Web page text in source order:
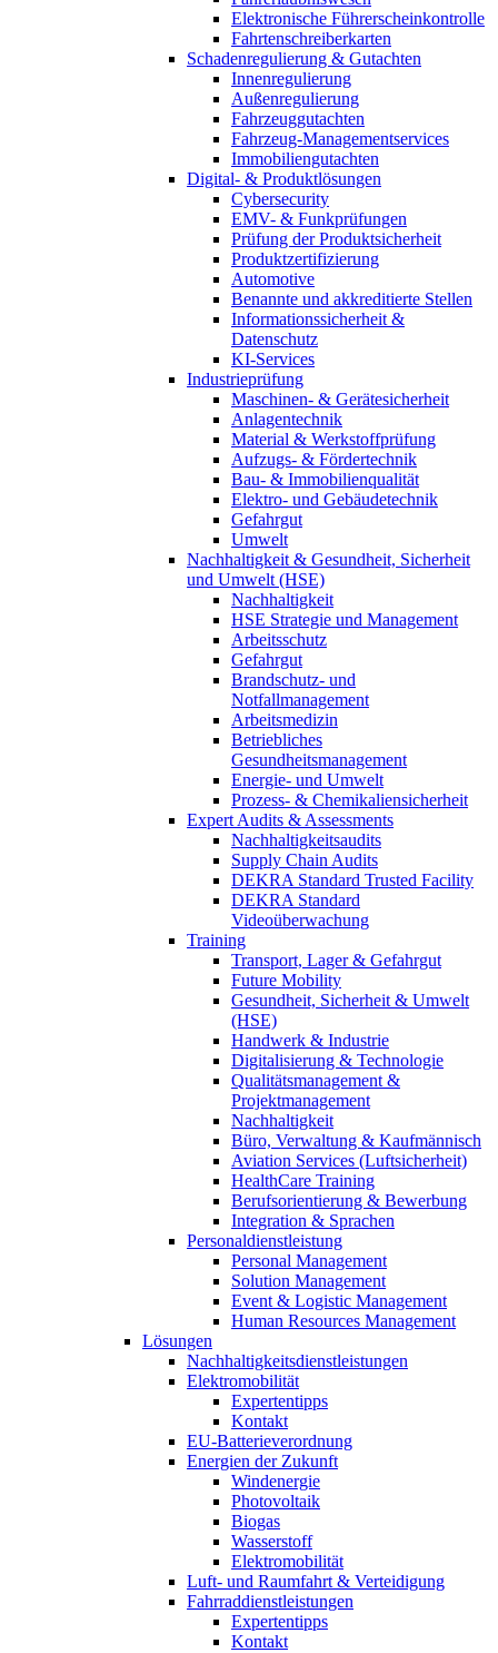
Elektronische Führerscheinkontrolle
Fahrtenschreiberkarten
Schadenregulierung & Gutachten
Innenregulierung
Außenregulierung
Fahrzeuggutachten
Fahrzeug-Managementservices
Immobiliengutachten
Digital- & Produktlösungen
Cybersecurity
EMV- & Funkprüfungen
Prüfung der Produktsicherheit
Produktzertifizierung
Automotive
Benannte und akkreditierte Stellen
Informationssicherheit &
Datenschutz
KI-Services
Industrieprüfung
Maschinen- & Gerätesicherheit
Anlagentechnik
Material & Werkstoffprüfung
Aufzugs- & Fördertechnik
Bau- & Immobilienqualität
Elektro- und Gebäudetechnik
Gefahrgut
Umwelt
Nachhaltigkeit & Gesundheit, Sicherheit
und Umwelt (HSE)
Nachhaltigkeit
HSE Strategie und Management
Arbeitsschutz
Gefahrgut
Brandschutz- und
Notfallmanagement
Arbeitsmedizin
Betriebliches
Gesundheitsmanagement
Energie- und Umwelt
Prozess- & Chemikaliensicherheit
Expert Audits & Assessments
Nachhaltigkeitsaudits
Supply Chain Audits
DEKRA Standard Trusted Facility
DEKRA Standard
Videoüberwachung
Training
Transport, Lager & Gefahrgut
Future Mobility
Gesundheit, Sicherheit & Umwelt
(HSE)
Handwerk & Industrie
Digitalisierung & Technologie
Qualitätsmanagement &
Projektmanagement
Nachhaltigkeit
Büro, Verwaltung & Kaufmännisch
Aviation Services (Luftsicherheit)
HealthCare Training
Berufsorientierung & Bewerbung
Integration & Sprachen
Personaldienstleistung
Personal Management
Solution Management
Event & Logistic Management
Human Resources Management
Lösungen
Nachhaltigkeitsdienstleistungen
Elektromobilität
Expertentipps
Kontakt
EU-Batterieverordnung
Energien der Zukunft
Windenergie
Photovoltaik
Biogas
Wasserstoff
Elektromobilität
Luft- und Raumfahrt & Verteidigung
Fahrraddienstleistungen
Expertentipps
Kontakt